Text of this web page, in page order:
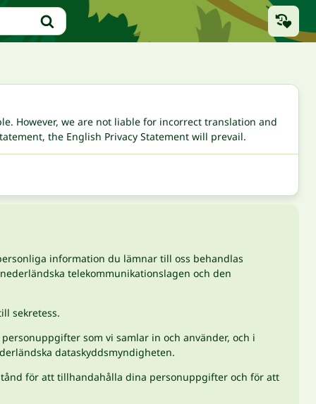
However, we are not liable for incorrect translation and
the English Privacy Statement will prevail.
information du lämnar till oss behandlas
telekommunikationslagen och den
sekretess.
som vi samlar in och använder, och i
dataskyddsmyndigheten.
för att tillhandahålla dina personuppgifter och för att